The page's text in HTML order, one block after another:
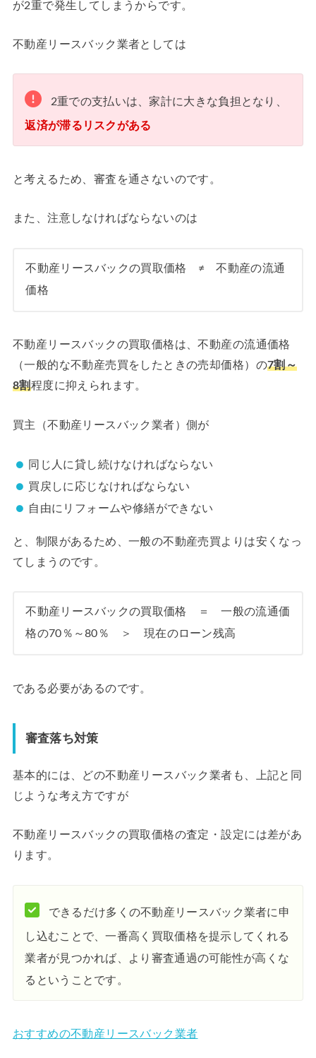
が2重で発生してしまうからです。
不動産リースバック業者としては
2重での支払いは、家計に大きな負担となり、
返済が滞るリスクがある
と考えるため、審査を通さないのです。
また、注意しなければならないのは
不動産リースバックの買取価格 ≠ 不動産の流通
価格
不動産リースバックの買取価格は、不動産の流通価格
（一般的な不動産売買をしたときの売却価格）の7割～
8割程度に抑えられます。
買主（不動産リースバック業者）側が
同じ人に貸し続けなければならない
買戻しに応じなければならない
自由にリフォームや修繕ができない
と、制限があるため、一般の不動産売買よりは安くなっ
てしまうのです。
不動産リースバックの買取価格 ＝ 一般の流通価
格の70％～80％ ＞ 現在のローン残高
である必要があるのです。
審査落ち対策
基本的には、どの不動産リースバック業者も、上記と同
じような考え方ですが
不動産リースバックの買取価格の査定・設定には差があ
ります。
できるだけ多くの不動産リースバック業者に申
し込むことで、一番高く買取価格を提示してくれる
業者が見つかれば、より審査通過の可能性が高くな
るということです。
おすすめの不動産リースバック業者